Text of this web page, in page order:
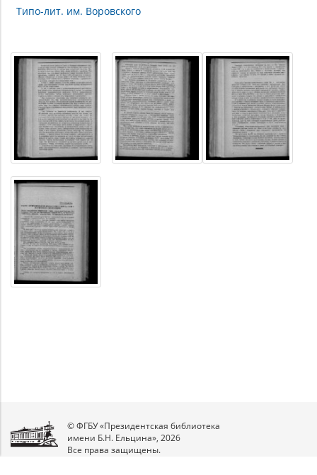
Типо-лит. им. Воровского
© ФГБУ «Президентская библиотека
имени Б.Н. Ельцина», 2026
Все права защищены.